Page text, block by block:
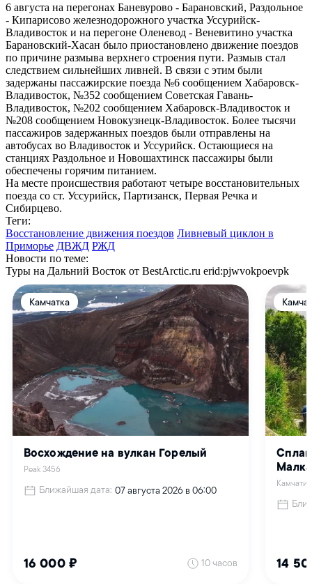
6 августа на перегонах Баневурово - Барановский, Раздольное
- Кипарисово железнодорожного участка Уссурийск-
Владивосток и на перегоне Оленевод - Веневитино участка
Барановский-Хасан было приостановлено движение поездов
по причине размыва верхнего строения пути. Размыв стал
следствием сильнейших ливней. В связи с этим были
задержаны пассажирские поезда №6 сообщением Хабаровск-
Владивосток, №352 сообщением Советская Гавань-
Владивосток, №202 сообщением Хабаровск-Владивосток и
№208 сообщением Новокузнецк-Владивосток. Более тысячи
пассажиров задержанных поездов были отправлены на
автобусах во Владивосток и Уссурийск. Остающиеся на
станциях Раздольное и Новошахтинск пассажиры были
обеспечены горячим питанием.
На месте происшествия работают четыре восстановительных
поезда со ст. Уссурийск, Партизанск, Первая Речка и
Сибирцево.
Теги:
Восстановление движения поездов Ливневый циклон в
Приморье ДВЖД РЖД
Новости по теме:
Туры на Дальний Восток от BestArctic.ru erid:pjwvokpoevpk